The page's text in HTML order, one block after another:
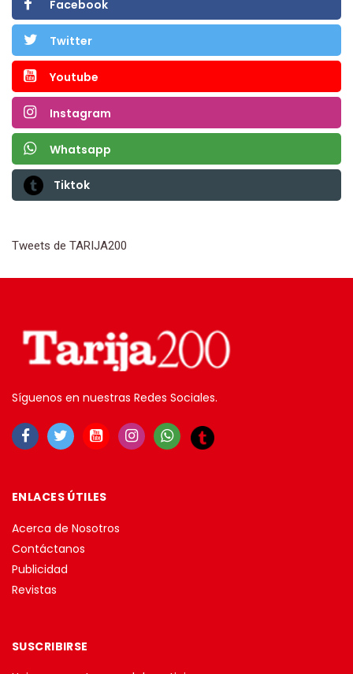
Facebook
Twitter
Youtube
Instagram
Whatsapp
Tiktok
Tweets de TARIJA200
Síguenos en nuestras Redes Sociales.
ENLACES ÚTILES
Acerca de Nosotros
Contáctanos
Publicidad
Revistas
SUSCRIBIRSE